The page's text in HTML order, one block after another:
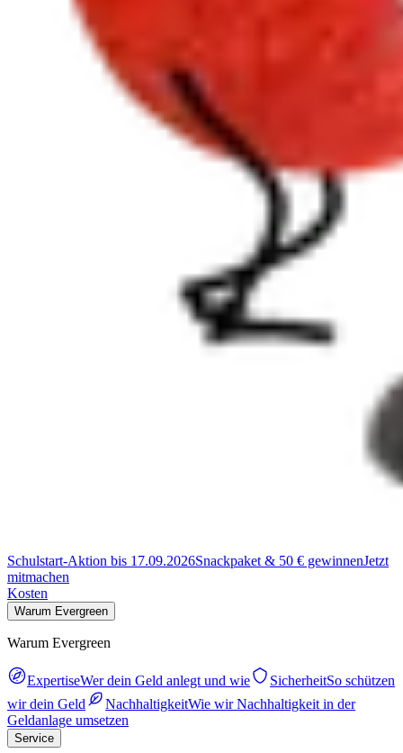
Schulstart-Aktion bis 17.09.2026Snackpaket & 50 € gewinnenJetzt
mitmachen
Kosten
Warum Evergreen
Warum Evergreen
ExpertiseWer dein Geld anlegt und wie SicherheitSo schützen
wir dein Geld
NachhaltigkeitWie wir Nachhaltigkeit in der
Geldanlage umsetzen
Service